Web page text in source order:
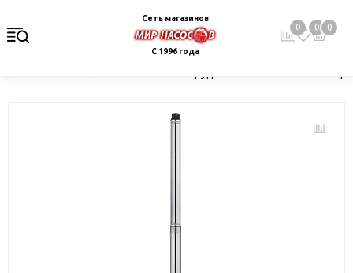
Сеть магазинов
С 1996 года
0 0 0